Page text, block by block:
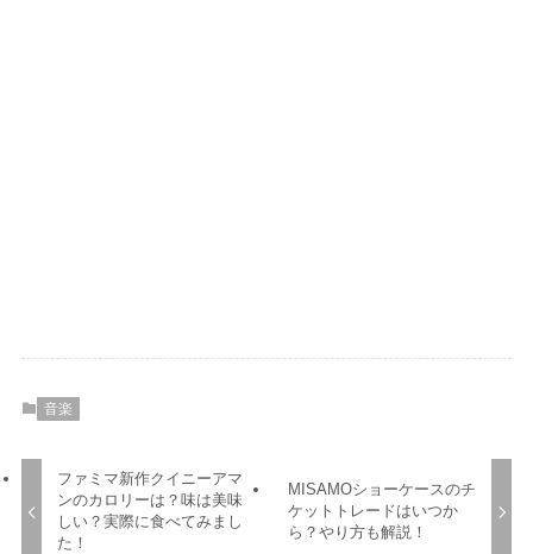
音楽
ファミマ新作クイニーアマ
ンのカロリーは？味は美味
しい？実際に食べてみまし
た！
MISAMOショーケースのチ
ケットトレードはいつか
ら？やり方も解説！